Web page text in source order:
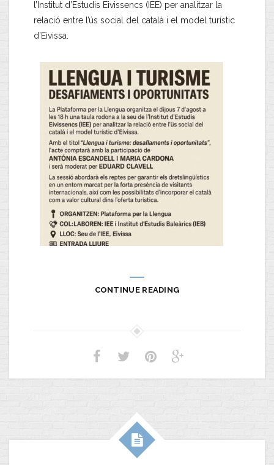
l’Institut d’Estudis Eivissencs (IEE) per analitzar la
relació entre l’ús social del català i el model turístic
d’Eivissa.
CONTINUE READING